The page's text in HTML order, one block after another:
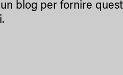
blog per fornire